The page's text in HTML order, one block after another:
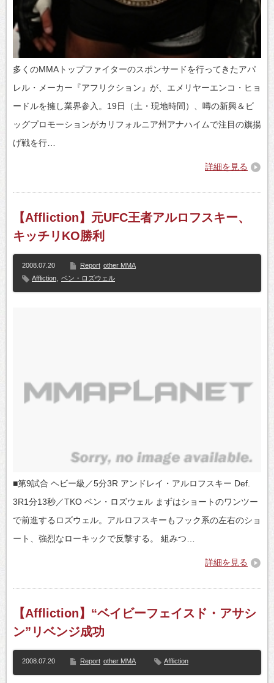
多くのMMAトップファイターのスポンサードを行ってきたアパ
レル・メーカー『アフリクション』が、エメリヤーエンコ・ヒョ
ードルを擁し業界参入。19日（土・現地時間）、噂の新興＆ビ
ッグプロモーションがカリフォルニア州アナハイムで注目の旗揚
げ戦を行…
詳細を見る
【Affliction】元UFC王者アルロフスキー、
キッチリKO勝利
2008.07.20 Report other MMA
Affliction
ベン・ロズウェル
■第9試合 ヘビー級／5分3R アンドレイ・アルロフスキー Def.
3R1分13秒／TKO ベン・ロズウェル まずはショートのワンツー
で前進するロズウェル。アルロフスキーもフック系の左右のショ
ート、強烈なローキックで反撃する。 組みつ…
詳細を見る
【Affliction】“ベイビーフェイスド・アサシ
ン”リベンジ成功
2008.07.20 Report other MMA Affliction